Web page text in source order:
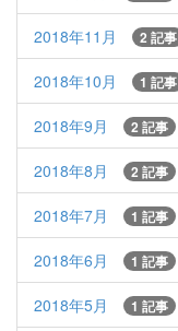
2018年11月 2 記事
2018年10月 1 記事
2018年9月 2 記事
2018年8月 2 記事
2018年7月 1 記事
2018年6月 1 記事
2018年5月 1 記事